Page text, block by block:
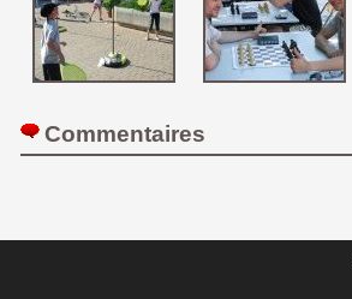
Commentaires